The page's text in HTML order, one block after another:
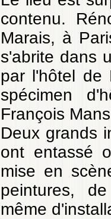
contenu.
Marais, à
s'abrite dans
par l'hôtel de
spécimen
François
Deux grands
ont entassé
mise en
peintures,
même